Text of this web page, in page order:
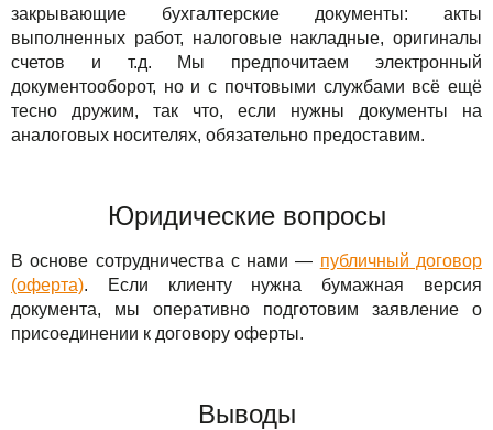
закрывающие бухгалтерские документы: акты
выполненных работ, налоговые накладные, оригиналы
счетов и т.д. Мы предпочитаем электронный
документооборот, но и с почтовыми службами всё ещё
тесно дружим, так что, если нужны документы на
аналоговых носителях, обязательно предоставим.
Юридические вопросы
В основе сотрудничества с нами — публичный договор
(оферта). Если клиенту нужна бумажная версия
документа, мы оперативно подготовим заявление о
присоединении к договору оферты.
Выводы